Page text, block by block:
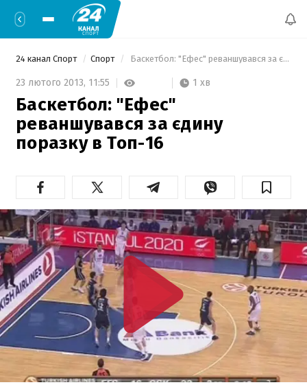
24 канал Спорт Спорт Баскетбол: "Ефес" реваншувався за єдину поразку в Топ-16
23 лютого 2013, 11:55 1 хв
Баскетбол: "Ефес"
реваншувався за єдину
поразку в Топ-16